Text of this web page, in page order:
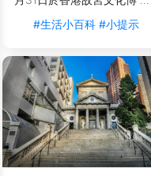
#生活小百科 #小提示